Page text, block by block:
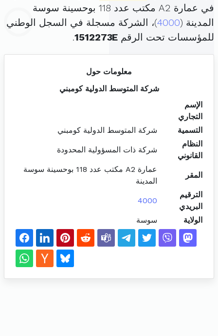
في عمارة A2 مكتب عدد 118 بوحسينة سوسة
المدينة (4000)، الشركة مسجلة في السجل الوطني
للمؤسسات تحت الرقم 1512273E
.
معلومات حول
شركة المتوسط الدولية كومبني
الإسم
التجاري
التسمية
شركة المتوسط الدولية كومبني
النظام
القانوني
شركة ذات المسؤولية المحدودة
المقر
عمارة A2 مكتب عدد 118 بوحسينة سوسة
المدينة
الترقيم
البريدي
4000
الولاية سوسة